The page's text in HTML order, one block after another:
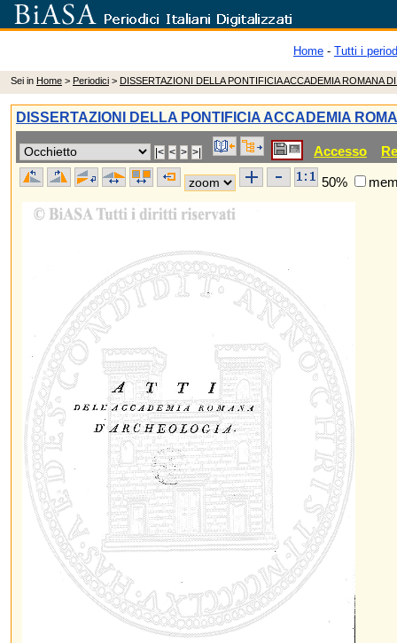
Home - Tutti i
Sei in Home > Periodici > DISSERTAZIONI DELLA PONTIFICIA ACCADEMIA ROMANA
DISSERTAZIONI DELLA PONTIFICIA ACCADEMIA
Accesso
50%